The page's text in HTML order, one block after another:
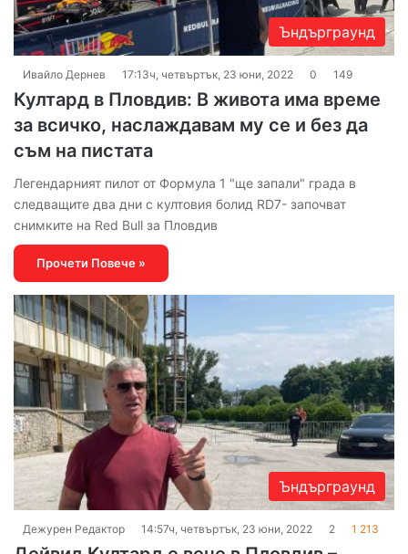
Ъндърграунд
Ивайло Дернев 17:13ч, четвъртък, 23 юни, 2022 0 149
Култард в Пловдив: В живота има време
за всичко, наслаждавам му се и без да
съм на пистата
Легендарният пилот от Формула 1 "ще запали" града в
следващите два дни с култовия болид RD7- започват
снимките на Red Bull за Пловдив
Прочети Повече »
Ъндърграунд
Дежурен Редактор 14:57ч, четвъртък, 23 юни, 2022 2 1 213